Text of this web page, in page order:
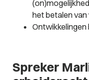
het betalen
Ontwikkelingen
Spreker